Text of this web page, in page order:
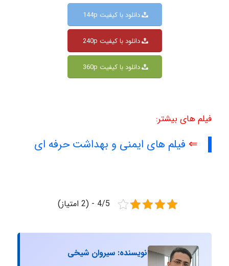
دانلود با کیفیت 144p
دانلود با کیفیت 240p
دانلود با کیفیت 360p
فیلم های بیشتر:
⇐ فیلم های ایمنی و بهداشت حرفه ای
4/5 - (2 امتیاز)
نویسنده: سیروان شیخی